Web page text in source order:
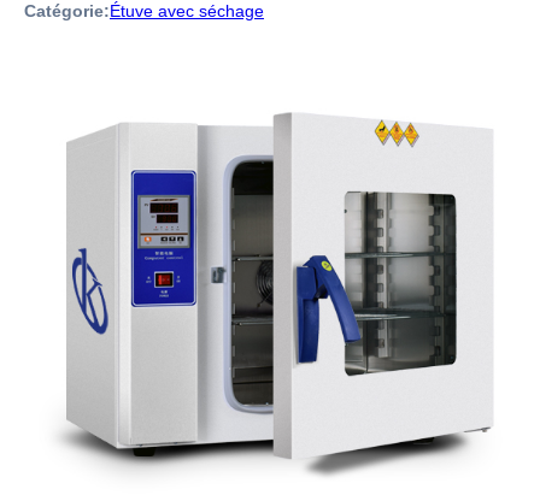
Catégorie:Étuve avec séchage